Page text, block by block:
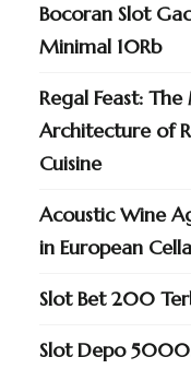
Bocoran Slot
Minimal 10Rb
Regal Feast:
Architecture of
Cuisine
Acoustic Wine
in European
Slot Bet 200
Slot Depo